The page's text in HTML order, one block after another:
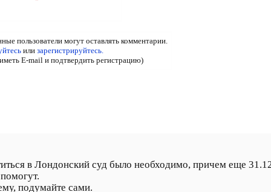
пользователи могут оставлять комментарии.
или зарегистрируйтесь.
E-mail и подтвердить регистрацию)
в Лондонский суд было необходимо, причем еще
подумайте сами.